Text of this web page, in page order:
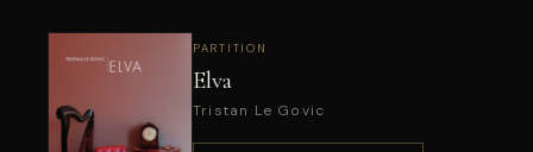
PARTITION
Elva
Tristan Le Govic